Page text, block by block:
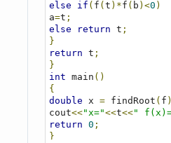
else
if ( f ( t )*f ( b )<0 )
a=t ;
else
return t ;
}
return t ;
}
int main ()
{
double x = findRoot ( f
cout<<"x="<<t<<"
return 0 ;
}